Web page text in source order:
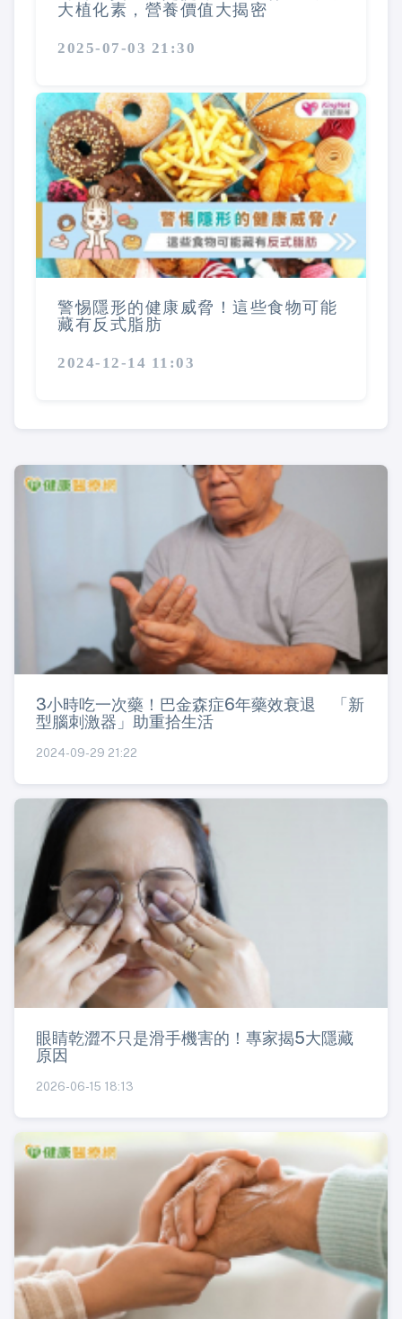
大植化素，營養價值大揭密
2025-07-03 21:30
警惕隱形的健康威脅！這些食物可能
藏有反式脂肪
2024-12-14 11:03
3小時吃一次藥！巴金森症6年藥效衰退 「新
型腦刺激器」助重拾生活
2024-09-29 21:22
眼睛乾澀不只是滑手機害的！專家揭5大隱藏
原因
2026-06-15 18:13